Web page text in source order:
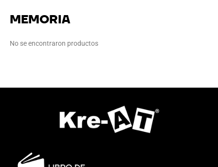
MEMORIA
No se encontraron productos